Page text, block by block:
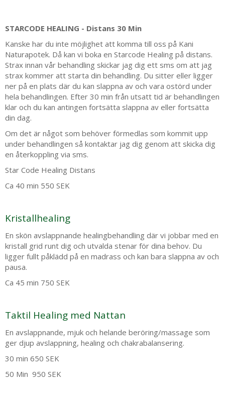
STARCODE HEALING - Distans 30 Min
Kanske har du inte möjlighet att komma till oss på Kani
Naturapotek. Då kan vi boka en Starcode Healing på distans.
Strax innan vår behandling skickar jag dig ett sms om att jag
strax kommer att starta din behandling. Du sitter eller ligger
ner på en plats där du kan slappna av och vara ostörd under
hela behandlingen. Efter 30 min från utsatt tid är behandlingen
klar och du kan antingen fortsätta slappna av eller fortsätta
din dag.
Om det är något som behöver förmedlas som kommit upp
under behandlingen så kontaktar jag dig genom att skicka dig
en återkoppling via sms.
Star Code Healing Distans
Ca 40 min 550 SEK
Kristallhealing
En skön avslappnande healingbehandling där vi jobbar med en
kristall grid runt dig och utvalda stenar för dina behov. Du
ligger fullt påklädd på en madrass och kan bara slappna av och
pausa.
Ca 45 min 750 SEK
Taktil Healing med Nattan
En avslappnande, mjuk och helande beröring/massage som
ger djup avslappning, healing och chakrabalansering.
30 min 650 SEK
50 Min 950 SEK